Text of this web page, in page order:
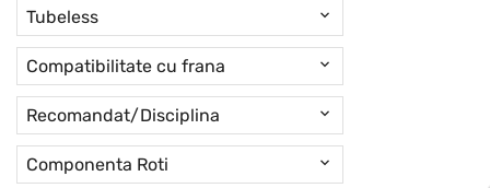
Tubeless
Compatibilitate cu frana
Recomandat/Disciplina
Componenta Roti